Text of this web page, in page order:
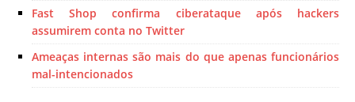
Fast Shop confirma ciberataque após hackers
assumirem conta no Twitter
Ameaças internas são mais do que apenas funcionários
mal-intencionados